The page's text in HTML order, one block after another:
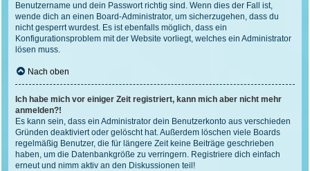
Benutzername und dein Passwort richtig sind. Wenn dies der Fall ist,
wende dich an einen Board-Administrator, um sicherzugehen, dass du
nicht gesperrt wurdest. Es ist ebenfalls möglich, dass ein
Konfigurationsproblem mit der Website vorliegt, welches ein Administrator
lösen muss.
Nach oben
Ich habe mich vor einiger Zeit registriert, kann mich aber nicht mehr
anmelden?!
Es kann sein, dass ein Administrator dein Benutzerkonto aus verschieden
Gründen deaktiviert oder gelöscht hat. Außerdem löschen viele Boards
regelmäßig Benutzer, die für längere Zeit keine Beiträge geschrieben
haben, um die Datenbankgröße zu verringern. Registriere dich einfach
erneut und nimm aktiv an den Diskussionen teil!